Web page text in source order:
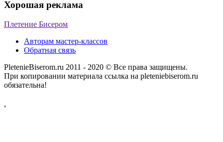
Хорошая реклама
Плетение Бисером
Авторам мастер-классов
Обратная связь
PletenieBiserom.ru 2011 - 2020 © Все права защищены.
При копировании материала ссылка на pleteniebiserom.ru
обязательна!
,